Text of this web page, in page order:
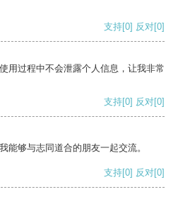
支持[0] 反对[0]
用过程中不会泄露个人信息，让我非常
支持[0] 反对[0]
能够与志同道合的朋友一起交流。
支持[0] 反对[0]